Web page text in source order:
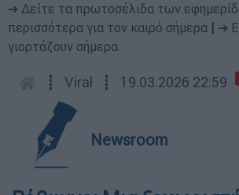
➔ Δείτε τα πρωτοσέλιδα των
περισσότερα για τον καιρό σήμερα
➔
γιορτάζουν σήμερα
┋ Viral ┋ 19.03.2026 22:59
Newsroom